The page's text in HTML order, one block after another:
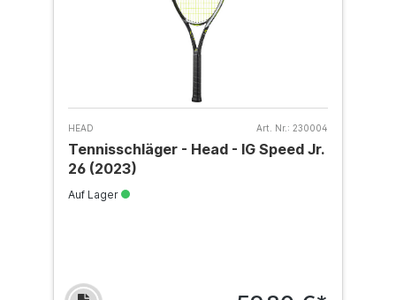
HEAD Art. Nr.: 230004
Tennisschläger - Head - IG Speed Jr.
26 (2023)
Auf Lager